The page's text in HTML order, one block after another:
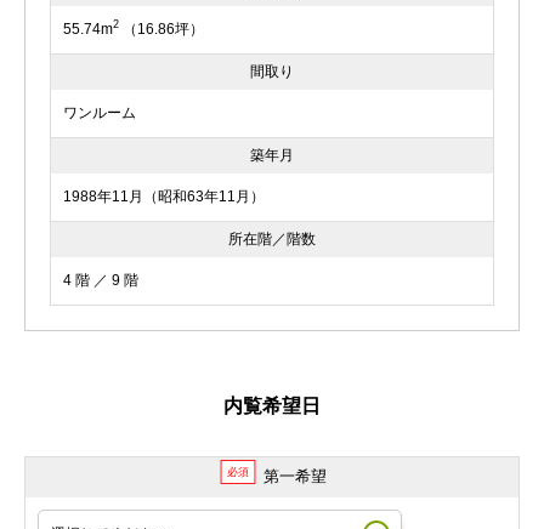
55.74m2 （16.86坪）
間取り
ワンルーム
築年月
1988年11月（昭和63年11月）
所在階／階数
4 階 ／ 9 階
内覧希望日
必須 第一希望